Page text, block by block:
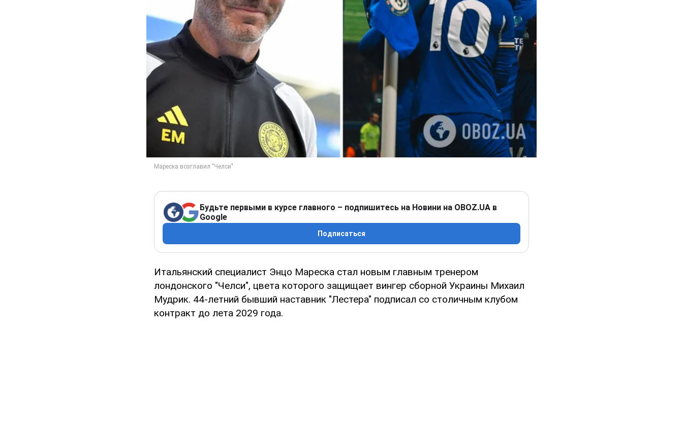
Будьте первыми в курсе главного – подпишитесь на Новини на OBOZ.UA в
Google
Подписаться
Итальянский специалист Энцо Мареска стал новым главным тренером
лондонского "Челси", цвета которого защищает вингер сборной Украины Михаил
Мудрик. 44-летний бывший наставник "Лестера" подписал со столичным клубом
контракт до лета 2029 года.